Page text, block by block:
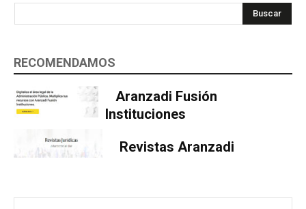
Buscar
RECOMENDAMOS
Aranzadi Fusión
Instituciones
Revistas Aranzadi